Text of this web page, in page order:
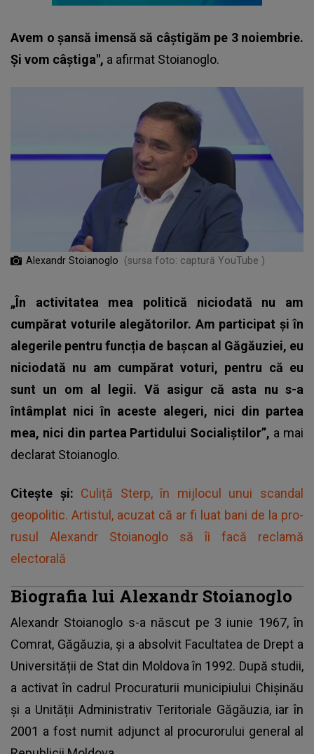
Avem o şansă imensă să câştigăm pe 3 noiembrie.
Şi vom câştiga", a afirmat Stoianoglo.
Alexandr Stoianoglo (sursa foto: captură YouTube )
„În activitatea mea politică niciodată nu am
cumpărat voturile alegătorilor. Am participat și în
alegerile pentru funcția de bașcan al Găgăuziei, eu
niciodată nu am cumpărat voturi, pentru că eu
sunt un om al legii. Vă asigur că asta nu s-a
întâmplat nici în aceste alegeri, nici din partea
mea, nici din partea Partidului Socialiștilor”, a mai
declarat Stoianoglo.
Citește și: Culiță Sterp, în mijlocul unui scandal
geopolitic. Artistul, acuzat că ar fi luat bani de la pro-
rusul Alexandr Stoianoglo să îi facă reclamă
electorală
Biografia lui Alexandr Stoianoglo
Alexandr Stoianoglo s-a născut pe 3 iunie 1967, în
Comrat, Găgăuzia, și a absolvit Facultatea de Drept a
Universității de Stat din Moldova în 1992. După studii,
a activat în cadrul Procuraturii municipiului Chișinău
și a Unității Administrativ Teritoriale Găgăuzia, iar în
2001 a fost numit adjunct al procurorului general al